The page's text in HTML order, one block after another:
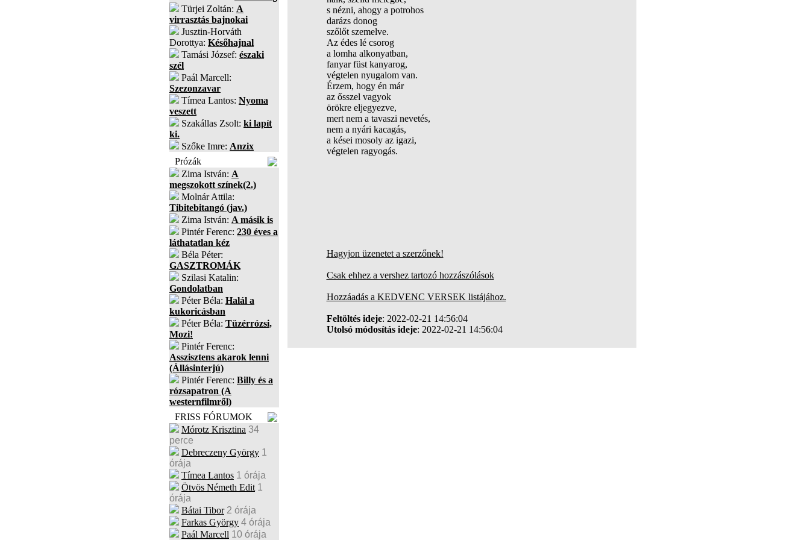
Türjei Zoltán: A
virrasztás bajnokai
Jusztin-Horváth
Dorottya: Későhajnal
Tamási József: északi
szél
Paál Marcell:
Szezonzavar
Tímea Lantos: Nyoma
veszett
Szakállas Zsolt: ki lapít
ki.
Szőke Imre: Anzix
Prózák
Zima István: A
megszokott színek(2.)
Molnár Attila:
Tibitebitangó (jav.)
Zima István: A másik is
Pintér Ferenc: 230 éves a
láthatatlan kéz
Béla Péter:
GASZTROMÁK
Szilasi Katalin:
Gondolatban
Péter Béla: Halál a
kukoricásban
Péter Béla: Tüzérrózsi,
Mozi!
Pintér Ferenc:
Asszisztens akarok lenni
(Állásinterjú)
Pintér Ferenc: Billy és a
rózsapatron (A
westernfilmről)
FRISS FÓRUMOK
Mórotz Krisztina 34
perce
Debreczeny György 1
órája
Tímea Lantos 1 órája
Ötvös Németh Edit 1
órája
Bátai Tibor 2 órája
Farkas György 4 órája
Paál Marcell 10 órája
s nézni, ahogy a potrohos
darázs donog
szőlőt szemelve.
Az édes lé csorog
a lomha alkonyatban,
fanyar füst kanyarog,
végtelen nyugalom van.
Érzem, hogy én már
az ősszel vagyok
örökre eljegyezve,
mert nem a tavaszi nevetés,
nem a nyári kacagás,
a kései mosoly az igazi,
végtelen ragyogás.
Hagyjon üzenetet a szerzőnek!
Csak ehhez a vershez tartozó hozzászólások
Hozzáadás a KEDVENC VERSEK listájához.
Feltöltés ideje: 2022-02-21 14:56:04
Utolsó módosítás ideje: 2022-02-21 14:56:04